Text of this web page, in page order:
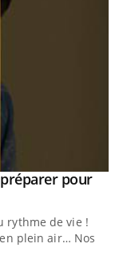
pour
rythme de vie !
plein air… Nos